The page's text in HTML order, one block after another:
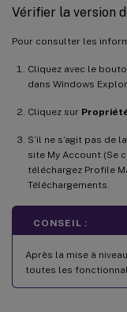
Vérifier la version
Pour consulter les
Cliquez avec le
dans Windows
Cliquez sur
S’il ne s’agit pas de
site My Account (Se
téléchargez Profile
Téléchargements.
CONSEIL :
Après la mise à
toutes les